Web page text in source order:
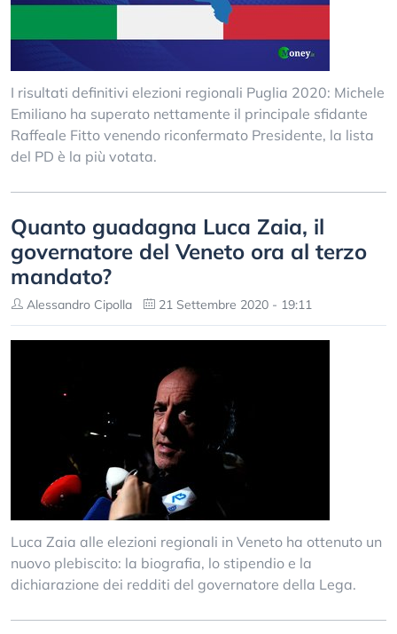
I risultati definitivi elezioni regionali Puglia 2020: Michele
Emiliano ha superato nettamente il principale sfidante
Raffeale Fitto venendo riconfermato Presidente, la lista
del PD è la più votata.
Quanto guadagna Luca Zaia, il
governatore del Veneto ora al terzo
mandato?
Alessandro Cipolla 21 Settembre 2020 - 19:11
Luca Zaia alle elezioni regionali in Veneto ha ottenuto un
nuovo plebiscito: la biografia, lo stipendio e la
dichiarazione dei redditi del governatore della Lega.